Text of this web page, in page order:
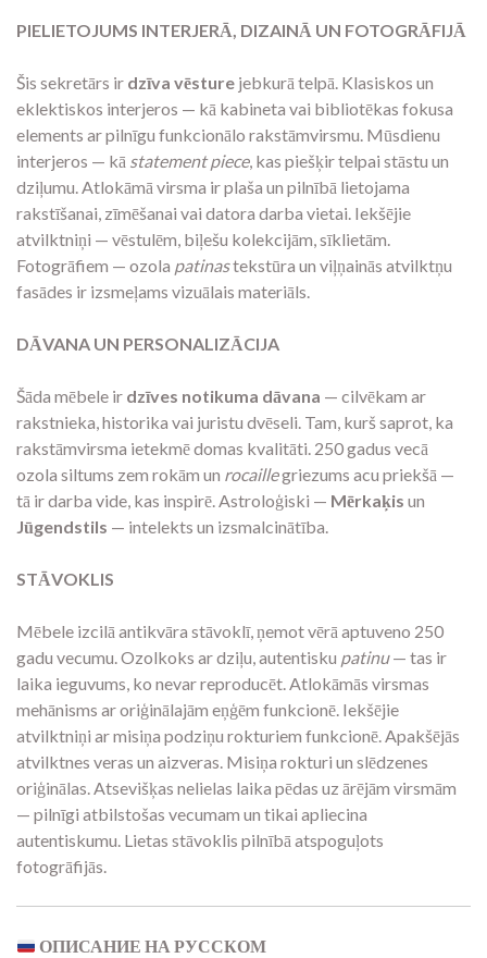
PIELIETOJUMS INTERJERĀ, DIZAINĀ UN FOTOGRĀFIJĀ
Šis sekretārs ir dzīva vēsture jebkurā telpā. Klasiskos un
eklektiskos interjeros — kā kabineta vai bibliotēkas fokusa
elements ar pilnīgu funkcionālo rakstāmvirsmu. Mūsdienu
interjeros — kā statement piece, kas piešķir telpai stāstu un
dziļumu. Atlokāmā virsma ir plaša un pilnībā lietojama
rakstīšanai, zīmēšanai vai datora darba vietai. Iekšējie
atvilktniņi — vēstulēm, biļešu kolekcijām, sīklietām.
Fotogrāfiem — ozola patinastekstūra un viļņainās atvilktņu
fasādes ir izsmeļams vizuālais materiāls.
DĀVANA UN PERSONALIZĀCIJA
Šāda mēbele ir dzīves notikuma dāvana — cilvēkam ar
rakstnieka, historika vai juristu dvēseli. Tam, kurš saprot, ka
rakstāmvirsma ietekmē domas kvalitāti. 250 gadus vecā
ozola siltums zem rokām un rocaillegriezums acu priekšā —
tā ir darba vide, kas inspirē. Astroloģiski — Mērkaķis un
Jūgendstils — intelekts un izsmalcinātība.
STĀVOKLIS
Mēbele izcilā antikvāra stāvoklī, ņemot vērā aptuveno 250
gadu vecumu. Ozolkoks ar dziļu, autentisku patinu— tas ir
laika ieguvums, ko nevar reproducēt. Atlokāmās virsmas
mehānisms ar oriģinālajām eņģēm funkcionē. Iekšējie
atvilktniņi ar misiņa podziņu rokturiem funkcionē. Apakšējās
atvilktnes veras un aizveras. Misiņa rokturi un slēdzenes
oriģinālas. Atsevišķas nelielas laika pēdas uz ārējām virsmām
— pilnīgi atbilstošas vecumam un tikai apliecina
autentiskumu. Lietas stāvoklis pilnībā atspoguļots
fotogrāfijās.
ОПИСАНИЕ НА РУССКОМ